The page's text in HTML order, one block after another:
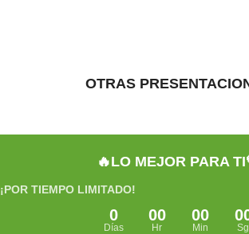
OTRAS
🔥LO MEJOR PARA
¡POR TIEMPO LIMITADO!
0
Días
00
Hr
00
Min Sg